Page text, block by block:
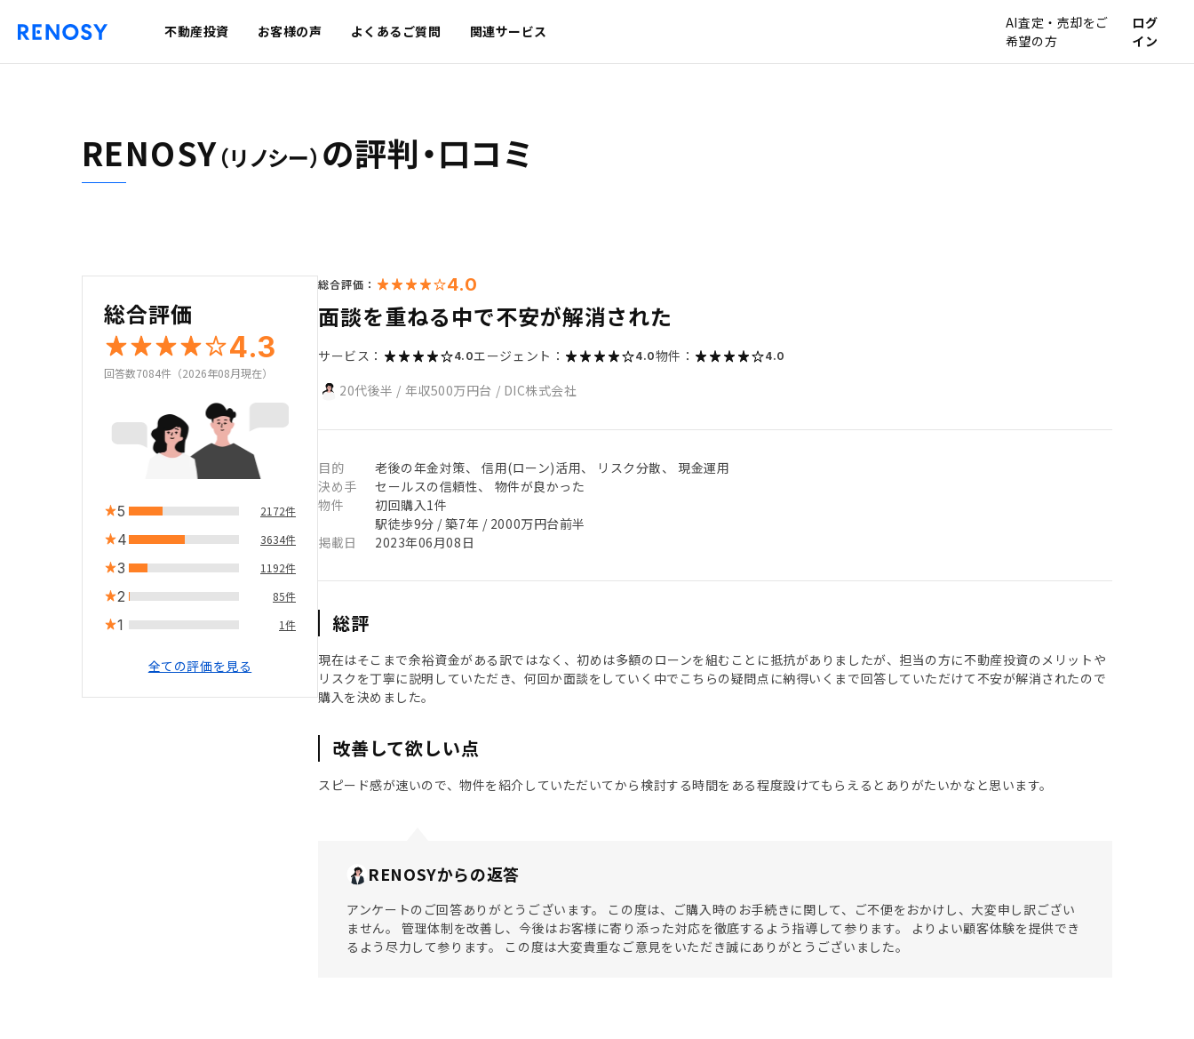
不動産投資 お客様の声 よくあるご質問 関連サービス
AI査定・売却をご
希望の方
ログ
イン
RENOSY（リノシー） の評判・口コミ
総合評価
4.3
回答数7084件（2026年08月現在）
5 2172件
4 3634件
3 1192件
2 85件
1 1件
全ての評価を見る
総合評価： 4.0
面談を重ねる中で不安が解消された
サービス： 4.0エージェント： 4.0物件： 4.0
20代後半 / 年収500万円台 / DIC株式会社
目的
老後の年金対策、 信用(ローン)活用、 リスク分散、 現金運用
決め手
セールスの信頼性、 物件が良かった
物件
初回購入1件
駅徒歩9分 / 築7年 / 2000万円台前半
掲載日
2023年06月08日
総評
現在はそこまで余裕資金がある訳ではなく、初めは多額のローンを組むことに抵抗がありましたが、担当の方に不動産投資のメリットや
リスクを丁寧に説明していただき、何回か面談をしていく中でこちらの疑問点に納得いくまで回答していただけて不安が解消されたので
購入を決めました。
改善して欲しい点
スピード感が速いので、物件を紹介していただいてから検討する時間をある程度設けてもらえるとありがたいかなと思います。
RENOSYからの返答
アンケートのご回答ありがとうございます。 この度は、ご購入時のお手続きに関して、ご不便をおかけし、大変申し訳ござい
ません。 管理体制を改善し、今後はお客様に寄り添った対応を徹底するよう指導して参ります。 よりよい顧客体験を提供でき
るよう尽力して参ります。 この度は大変貴重なご意見をいただき誠にありがとうございました。